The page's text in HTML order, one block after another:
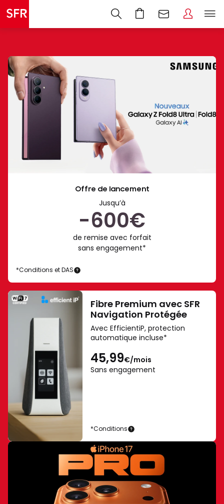
Galaxy
AI.
AI
(Intelligence
Artificielle).
Connexion
réseau
au
compte
Samsung
requise
fonctionnalités
Offre de lancement
Jusqu’à
-600€
de remise avec forfait
sans engagement*
Samsung
Galaxy
Z
Fold8
Samsung
Fold8
*Conditions et DAS
Fibre Premium avec SFR
Navigation Protégée
Avec EfficientiP, protection
automatique incluse*
45,99€/mois
Sans engagement
*Conditions
iPhone